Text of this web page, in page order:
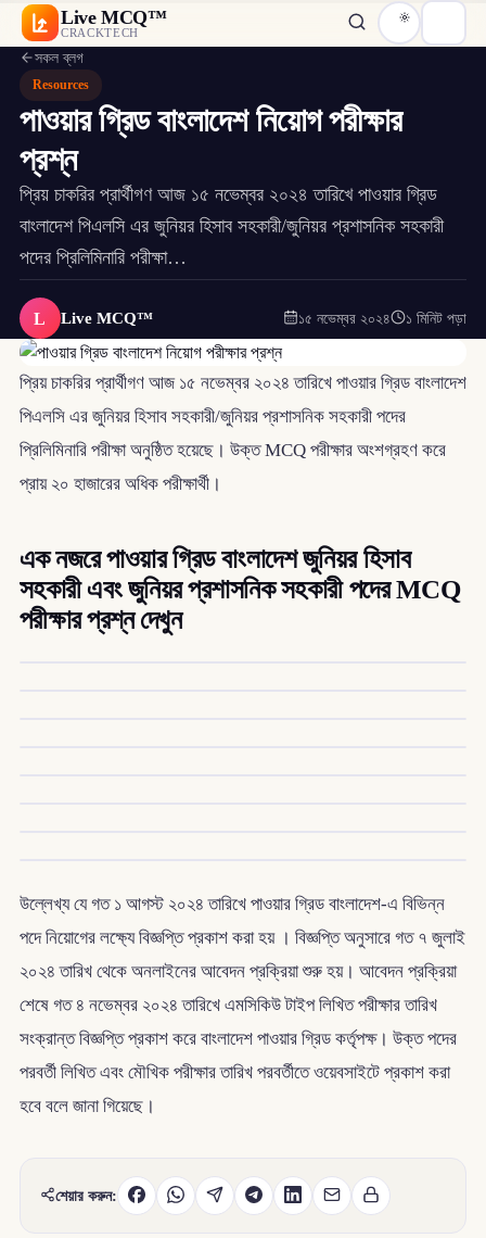
Live MCQ™
CRACKTECH
সকল ব্লগ
Resources
পাওয়ার গ্রিড বাংলাদেশ নিয়োগ পরীক্ষার
প্রশ্ন
প্রিয় চাকরির প্রার্থীগণ আজ ১৫ নভেম্বর ২০২৪ তারিখে পাওয়ার গ্রিড
বাংলাদেশ পিএলসি এর জুনিয়র হিসাব সহকারী/জুনিয়র প্রশাসনিক সহকারী
পদের প্রিলিমিনারি পরীক্ষা…
L Live MCQ™ ১৫ নভেম্বর ২০২৪ ১ মিনিট পড়া
প্রিয় চাকরির প্রার্থীগণ আজ ১৫ নভেম্বর ২০২৪ তারিখে পাওয়ার গ্রিড বাংলাদেশ
পিএলসি এর জুনিয়র হিসাব সহকারী/জুনিয়র প্রশাসনিক সহকারী পদের
প্রিলিমিনারি পরীক্ষা অনুষ্ঠিত হয়েছে। উক্ত MCQ পরীক্ষার অংশগ্রহণ করে
প্রায় ২০ হাজারের অধিক পরীক্ষার্থী।
এক নজরে পাওয়ার গ্রিড বাংলাদেশ জুনিয়র হিসাব
সহকারী এবং জুনিয়র প্রশাসনিক সহকারী পদের MCQ
পরীক্ষার প্রশ্ন দেখুন
উল্লেখ্য যে গত ১ আগস্ট ২০২৪ তারিখে পাওয়ার গ্রিড বাংলাদেশ-এ বিভিন্ন
পদে নিয়োগের লক্ষ্যে বিজ্ঞপ্তি প্রকাশ করা হয় । বিজ্ঞপ্তি অনুসারে গত ৭ জুলাই
২০২৪ তারিখ থেকে অনলাইনের আবেদন প্রক্রিয়া শুরু হয়। আবেদন প্রক্রিয়া
শেষে গত ৪ নভেম্বর ২০২৪ তারিখে এমসিকিউ টাইপ লিখিত পরীক্ষার তারিখ
সংক্রান্ত বিজ্ঞপ্তি প্রকাশ করে বাংলাদেশ পাওয়ার গ্রিড কর্তৃপক্ষ। উক্ত পদের
পরবর্তী লিখিত এবং মৌখিক পরীক্ষার তারিখ পরবর্তীতে ওয়েবসাইটে প্রকাশ করা
হবে বলে জানা গিয়েছে।
শেয়ার করুন: